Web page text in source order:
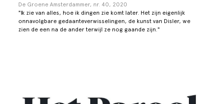
De Groene Amsterdammer, nr. 40, 2020
"Ik zie van alles, hoe ik dingen zie komt later. Het zijn eigenlijk
onnavolgbare gedaanteverwisselingen, de kunst van Disler, we
zien de een na de ander terwijl ze nog gaande zijn."